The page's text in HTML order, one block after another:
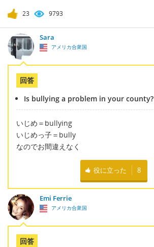
23 9793
Sara
アメリカ合衆国
回答
Is bullying a problem in your county?
いじめ＝bullying
いじめっ子＝bully
なのでお間違えなく
役に立った 8
Emi Ferrie
アメリカ合衆国
回答